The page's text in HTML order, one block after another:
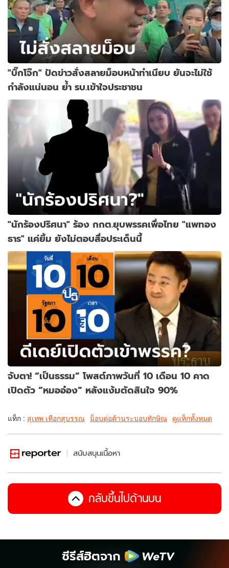
"บิ๊กโจ๊ก" ปัดข่าวสั่งสลายม็อบหน้าทำเนียบ ยันจะไม่ใช้
กำลังแน่นอน ย้ำ รบ.เข้าใจประชาชน
"นักร้องปริศนา" ร้อง กกต.ยุบพรรคเพื่อไทย "แพทอง
ธาร" แค่ยิ้ม ยังไม่ตอบสื่อประเด็นนี้
จับตา! “เป็นธรรม” โพสต์ภาพวันที่ 10 เดือน 10 คาด
เปิดตัว “หมออ๋อง” หลังแง้มตัดสินใจ 90%
แท็ก : สุเทพ เทือกสุบรรณ ม็อบต่อต้านระบอบทักษิณ ดูแท็กทั้งหมด
สนับสนุนเนื้อหา
กลับขึ้นไปด้านบน
ซีรีส์ฮิตจาก